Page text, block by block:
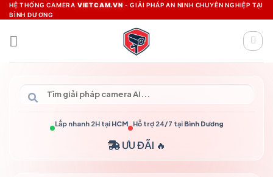
Skip
to
content
HỆ THỐNG CAMERA VIETCAM.VN - GIẢI PHÁP AN NINH CHUYÊN NGHIỆP TẠI
BÌNH DƯƠNG
Lắp nhanh 2H tại HCM Hỗ trợ 24/7 tại Bình Dương
ƯU ĐÃI 🔥